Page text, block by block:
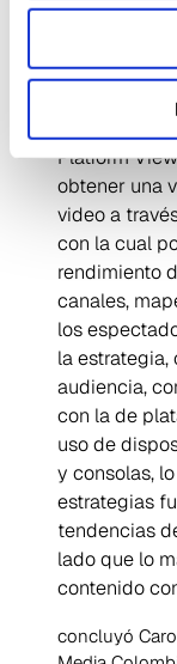
“En un
variable, y a
expande, es
dispositivos.
Platform View
obtener una
video a
con la cual
rendimiento
canales,
los
la
audiencia,
con la de
uso de
y consolas,
estrategias
tendencias
lado que lo
contenido
concluyó